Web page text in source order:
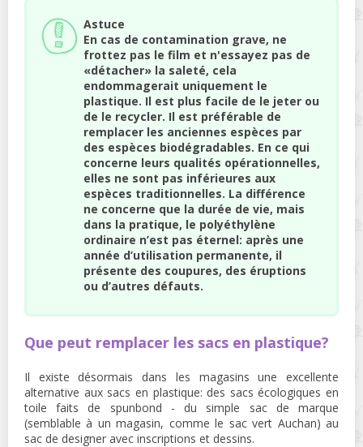
Astuce
En cas de contamination grave, ne
frottez pas le film et n'essayez pas de
«détacher» la saleté, cela
endommagerait uniquement le
plastique. Il est plus facile de le jeter ou
de le recycler. Il est préférable de
remplacer les anciennes espèces par
des espèces biodégradables. En ce qui
concerne leurs qualités opérationnelles,
elles ne sont pas inférieures aux
espèces traditionnelles. La différence
ne concerne que la durée de vie, mais
dans la pratique, le polyéthylène
ordinaire n’est pas éternel: après une
année d’utilisation permanente, il
présente des coupures, des éruptions
ou d’autres défauts.
Que peut remplacer les sacs en plastique?
Il existe désormais dans les magasins une excellente
alternative aux sacs en plastique: des sacs écologiques en
toile faits de spunbond - du simple sac de marque
(semblable à un magasin, comme le sac vert Auchan) au
sac de designer avec inscriptions et dessins.